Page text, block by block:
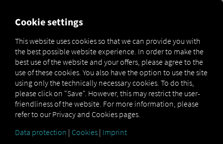
TRANSPORTS |
PROCESU
OPTIMIZĀCIJA |
AUTOMATIZĀCIJA
Cookie settings
This website uses cookies so that we can provide you with
the best possible website experience. In order to make the
best use of the website and your offers, please agree to the
use of these cookies. You also have the option to use the site
using only the technically necessary cookies. To do this,
please click on "Save". However, this may restrict the user-
friendliness of the website. For more information, please
refer to our Privacy and Cookies pages.
Data protection | Cookies | Imprint